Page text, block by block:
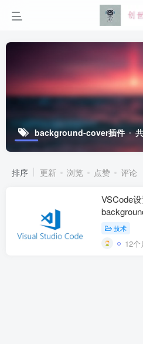
background-cover插件
排序 更新 浏览 点赞 评论
VSCode
景图片
技术
12个